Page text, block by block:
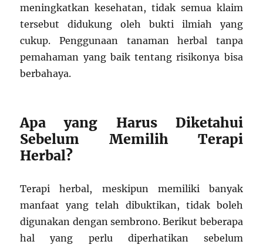
meningkatkan kesehatan, tidak semua klaim
tersebut didukung oleh bukti ilmiah yang
cukup. Penggunaan tanaman herbal tanpa
pemahaman yang baik tentang risikonya bisa
berbahaya.
Apa yang Harus Diketahui
Sebelum Memilih Terapi
Herbal?
Terapi herbal, meskipun memiliki banyak
manfaat yang telah dibuktikan, tidak boleh
digunakan dengan sembrono. Berikut beberapa
hal yang perlu diperhatikan sebelum